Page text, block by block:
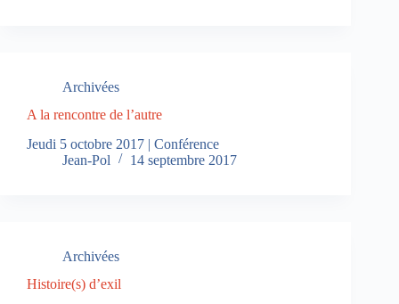
Archivées
A la rencontre de l’autre
Jeudi 5 octobre 2017 | Conférence
Jean-Pol
14 septembre 2017
Archivées
Histoire(s) d’exil